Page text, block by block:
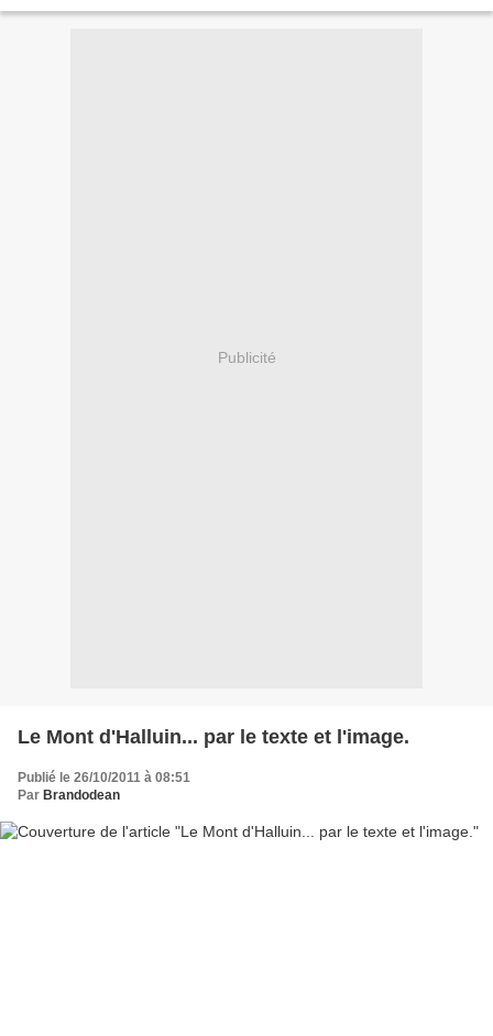
Publicité
Le Mont d'Halluin... par le texte et l'image.
Publié le 26/10/2011 à 08:51
Par Brandodean